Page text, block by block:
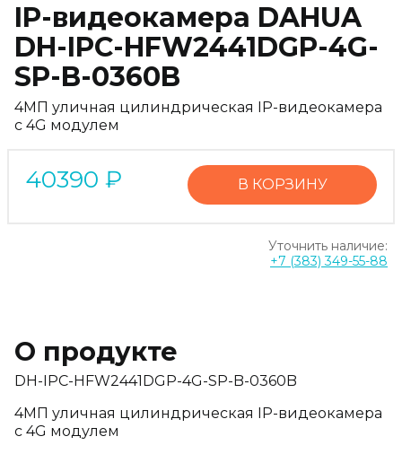
IP-видеокамера DAHUA
DH-IPC-HFW2441DGP-4G-
SP-B-0360B
4МП уличная цилиндрическая IP-видеокамера
с 4G модулем
40390 ₽ В КОРЗИНУ
Уточнить наличие:
+7 (383) 349-55-88
О продукте
DH-IPC-HFW2441DGP-4G-SP-B-0360B
4МП уличная цилиндрическая IP-видеокамера
с 4G модулем